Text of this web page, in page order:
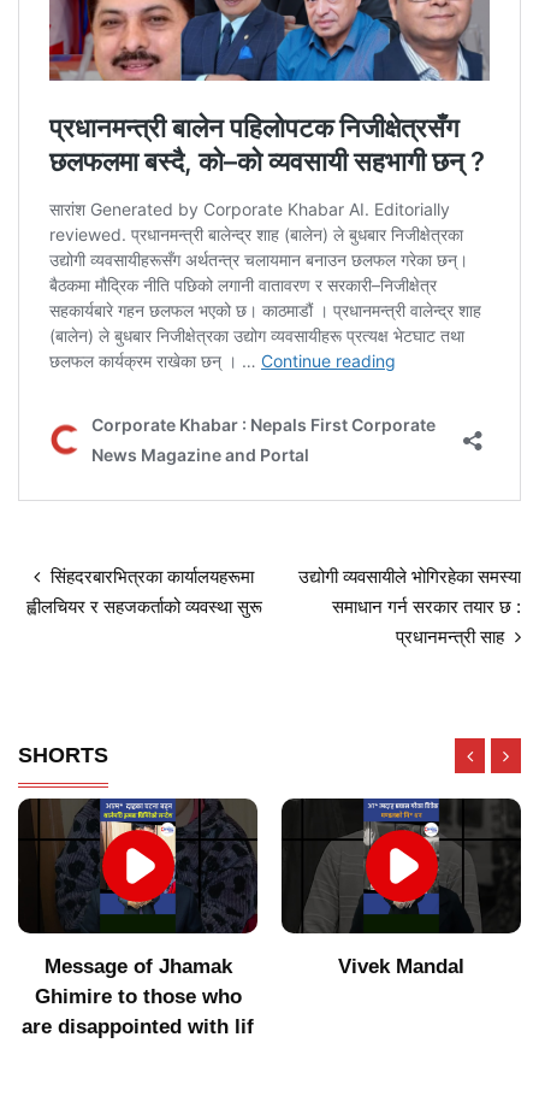
सिंहदरबारभित्रका कार्यालयहरूमा
ह्वीलचियर र सहजकर्ताको व्यवस्था सुरू
उद्योगी व्यवसायीले भोगिरहेका समस्या
समाधान गर्न सरकार तयार छ :
प्रधानमन्त्री साह
SHORTS
Message of Jhamak
Ghimire to those who
are disappointed with lif
Vivek Mandal